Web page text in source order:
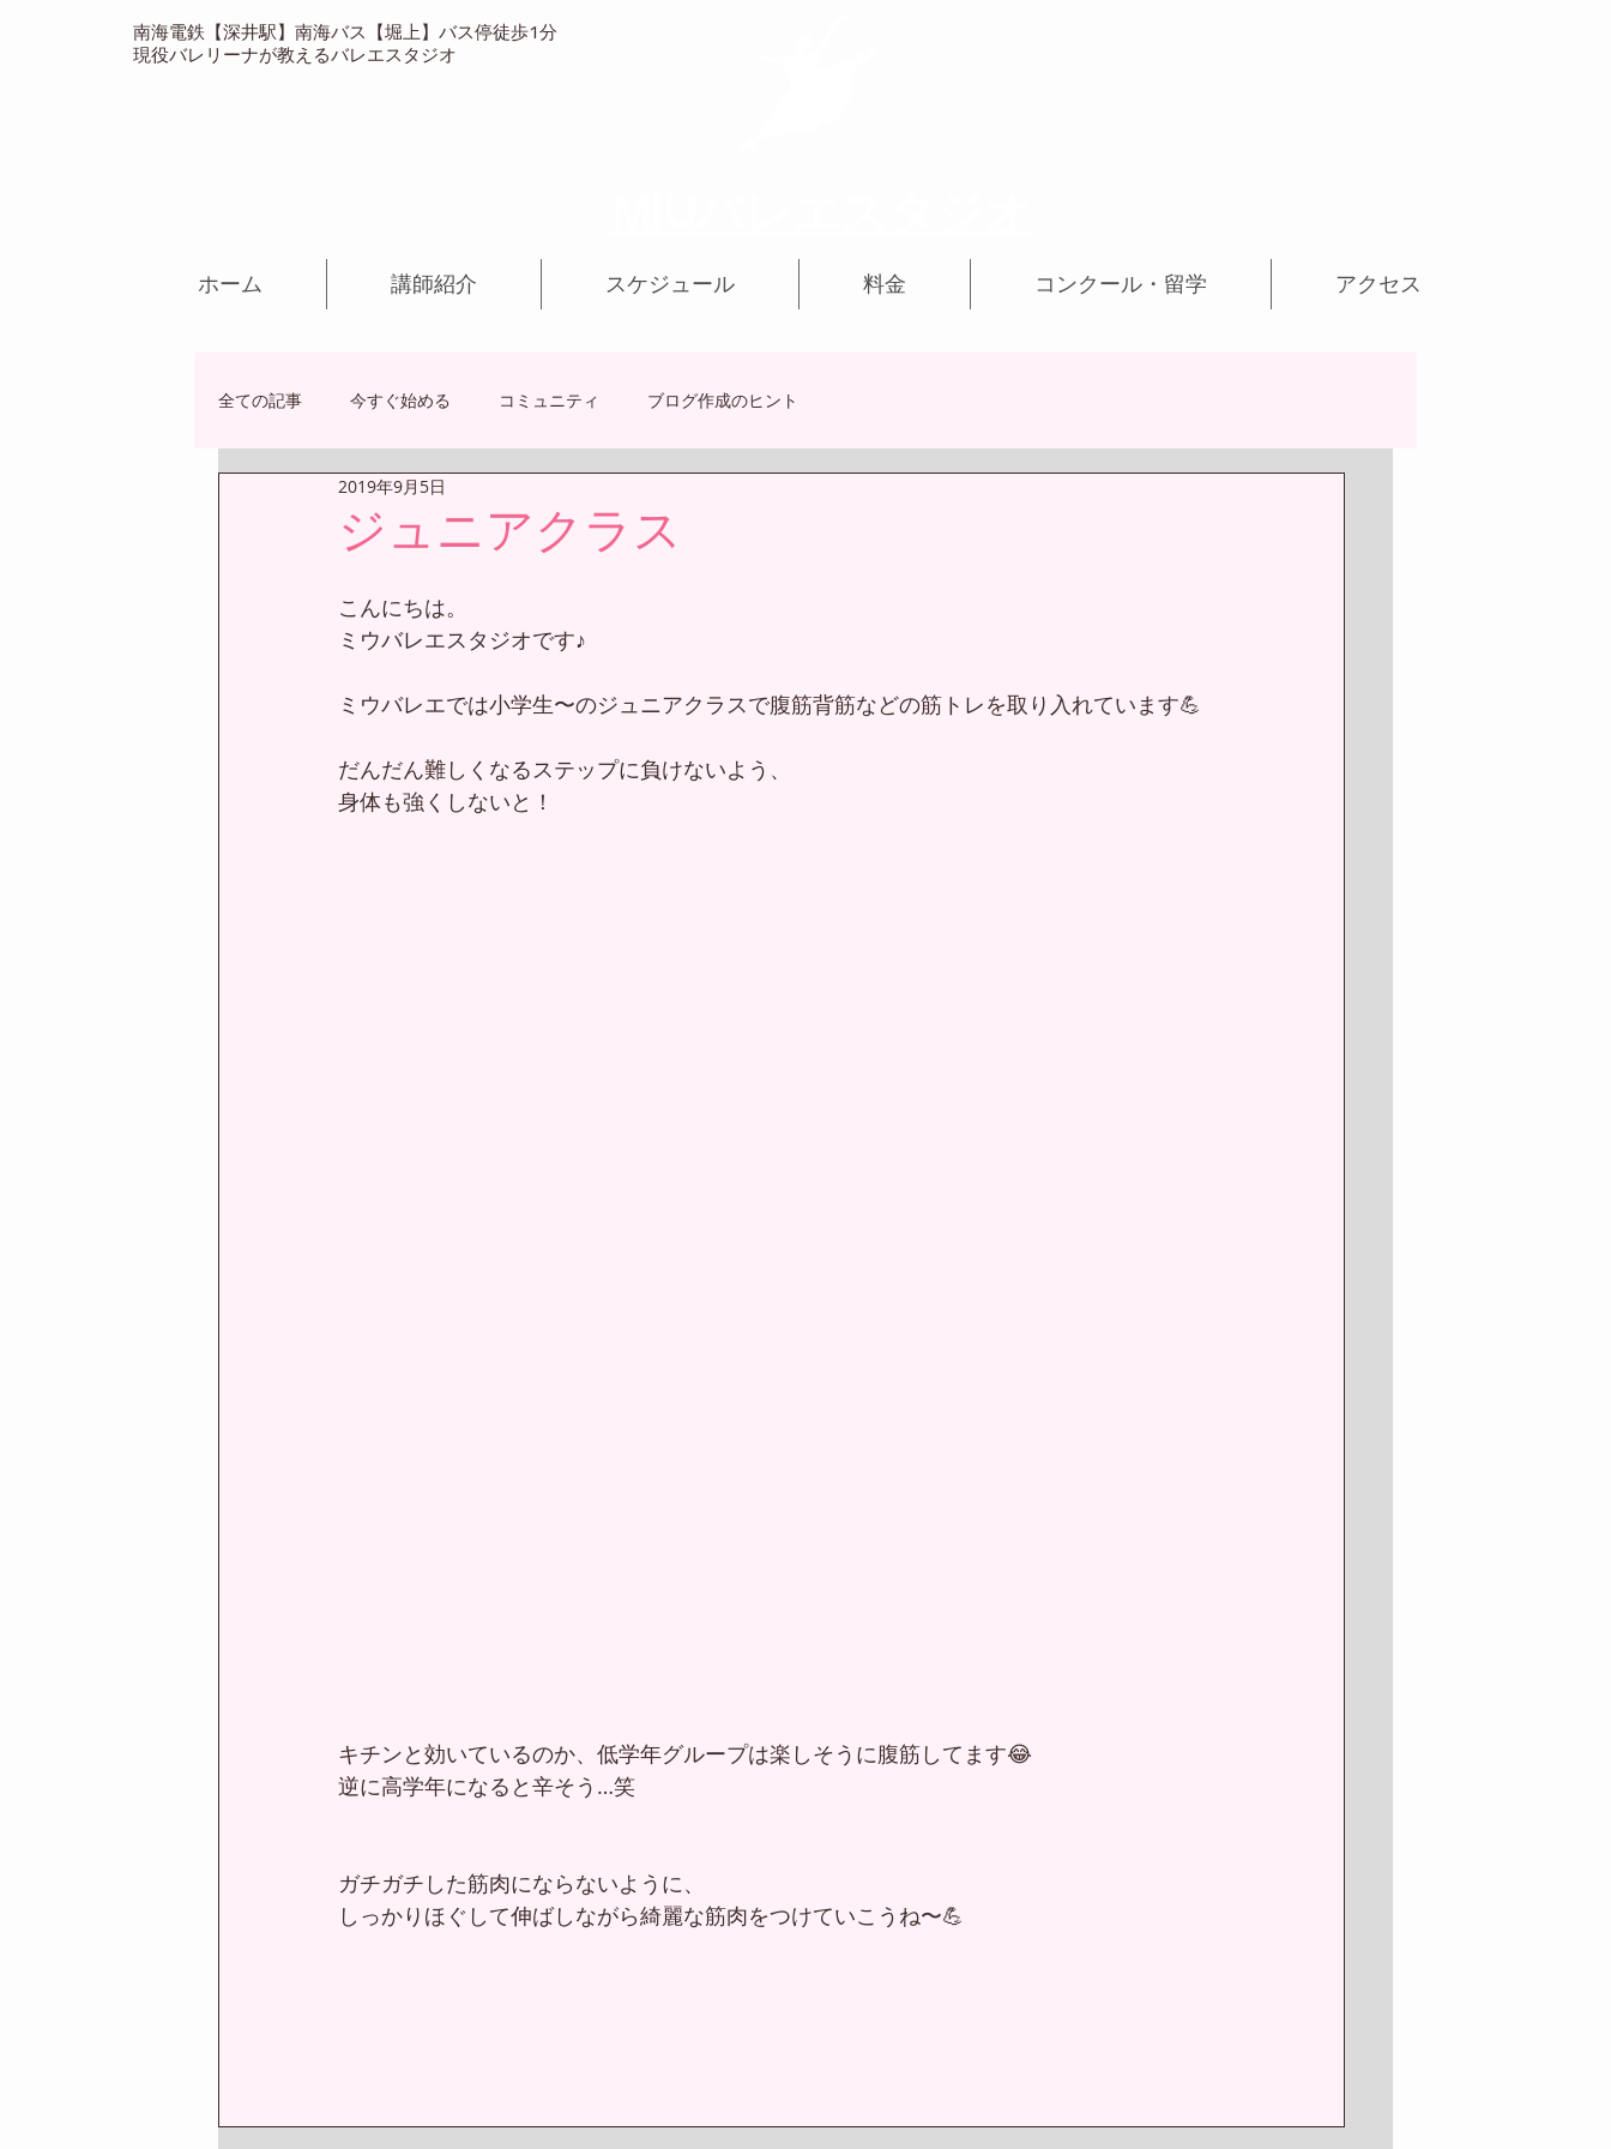
南海電鉄【深井駅】南海バス【堀上】バス停徒歩1分
現役バレリーナが教えるバレエスタジオ​
ホーム 講師紹介 スケジュール 料金 コンクール・留学 アクセス
全ての記事 今すぐ始める コミュニティ ブログ作成のヒント
ジュニアクラス
2019年9月5日
こんにちは。
ミウバレエスタジオです♪
ミウバレエでは小学生〜のジュニアクラスで腹筋背筋などの筋トレを取り入れています💪
だんだん難しくなるステップに負けないよう、
身体も強くしないと！
キチンと効いているのか、低学年グループは楽しそうに腹筋してます😂
逆に高学年になると辛そう…笑
ガチガチした筋肉にならないように、
しっかりほぐして伸ばしながら綺麗な筋肉をつけていこうね〜💪